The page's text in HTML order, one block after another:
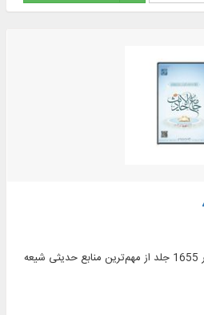
ارائه 742 عنوان کتاب و رساله در 1655 جلد از مهم‌ترین منابع حدیثی شیعه